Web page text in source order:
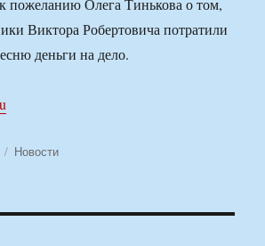
пожеланию Олега Тинькова о том,
Виктора Робертовича потратили
деньги на дело.
Рубрики
Новости